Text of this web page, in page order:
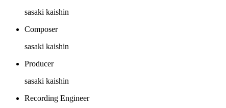
sasaki kaishin
Composer
sasaki kaishin
Producer
sasaki kaishin
Recording Engineer